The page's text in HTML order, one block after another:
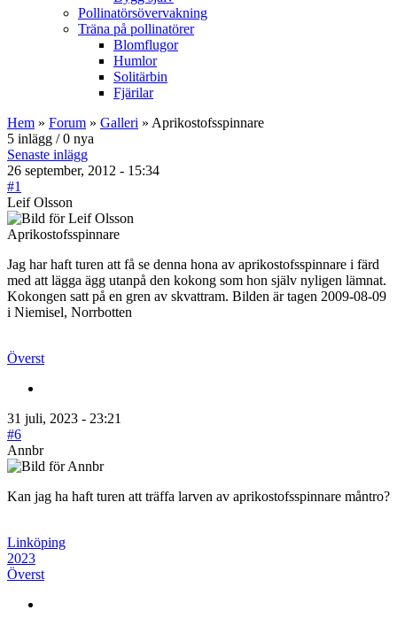
Pollinatörsövervakning
Träna på pollinatörer
Blomflugor
Humlor
Solitärbin
Fjärilar
Hem » Forum » Galleri » Aprikostofsspinnare
5 inlägg / 0 nya
Senaste inlägg
26 september, 2012 - 15:34
#1
Leif Olsson
Aprikostofsspinnare
Jag har haft turen att få se denna hona av aprikostofsspinnare i färd
med att lägga ägg utanpå den kokong som hon själv nyligen lämnat.
Kokongen satt på en gren av skvattram. Bilden är tagen 2009-08-09
i Niemisel, Norrbotten
Överst
31 juli, 2023 - 23:21
#6
Annbr
Kan jag ha haft turen att träffa larven av aprikostofsspinnare måntro?
Linköping
2023
Överst